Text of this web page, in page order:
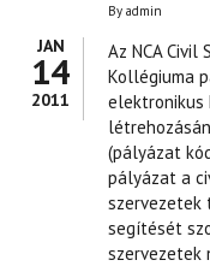
JAN
14
2011
By admin
Az NCA
Kollégiuma
elektronikus
(pályázat
pályázat a
szervezetek
segítését
szervezetek